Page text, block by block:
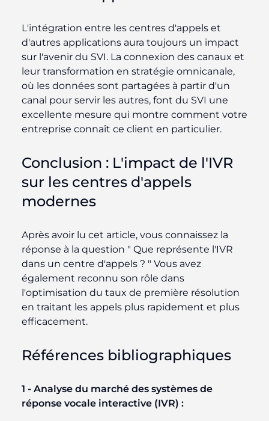
L'intégration entre les centres d'appels et
d'autres applications aura toujours un impact
sur l'avenir du SVI. La connexion des canaux et
leur transformation en stratégie omnicanale,
où les données sont partagées à partir d'un
canal pour servir les autres, font du SVI une
excellente mesure qui montre comment votre
entreprise connaît ce client en particulier.
Conclusion : L'impact de l'IVR
sur les centres d'appels
modernes
Après avoir lu cet article, vous connaissez la
réponse à la question " Que représente l'IVR
dans un centre d'appels ? " Vous avez
également reconnu son rôle dans
l'optimisation du taux de première résolution
en traitant les appels plus rapidement et plus
efficacement.
Références bibliographiques
1 - Analyse du marché des systèmes de
réponse vocale interactive (IVR) :